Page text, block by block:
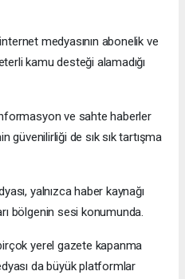
medyasının abonelik ve
kamu desteği alamadığı
ve sahte haberler
güvenilirliği de sık sık tartışma
yalnızca haber kaynağı
bölgenin sesi konumunda.
yerel gazete kapanma
da büyük platformlar